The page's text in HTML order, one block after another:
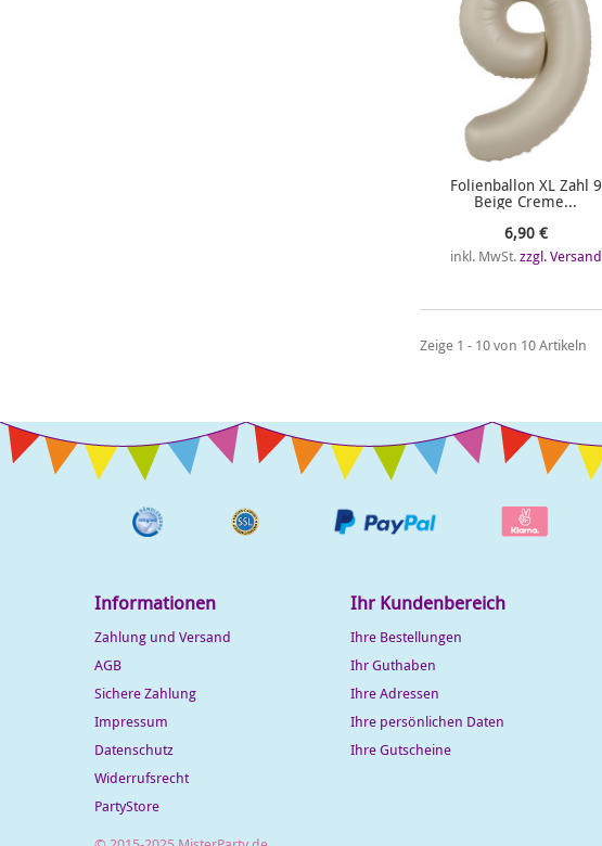
Folienballon XL Zahl 9
Beige Creme...
6,90 €
inkl. MwSt.zzgl. Versand
Zeige 1 - 10 von 10 Artikeln
Informationen
Zahlung und Versand
AGB
Sichere Zahlung
Impressum
Datenschutz
Widerrufsrecht
PartyStore
Ihr Kundenbereich
Ihre Bestellungen
Ihr Guthaben
Ihre Adressen
Ihre persönlichen Daten
Ihre Gutscheine